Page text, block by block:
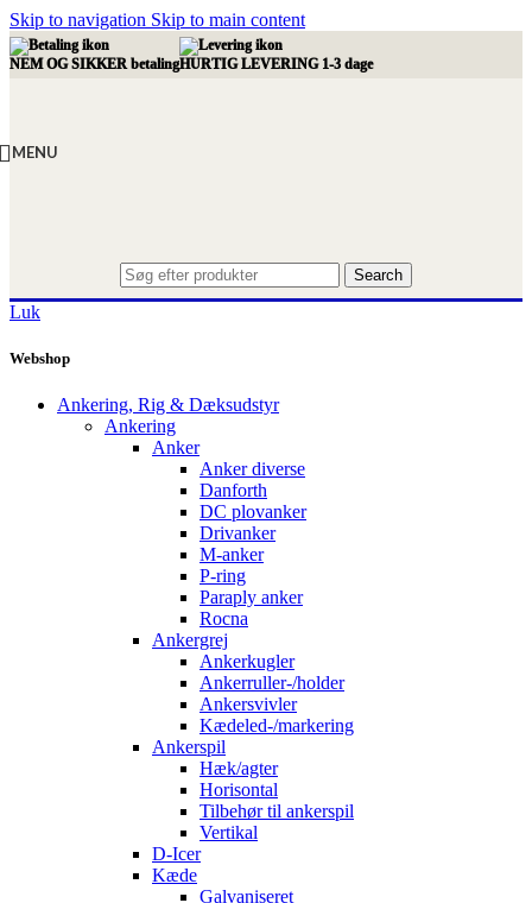
Skip to navigation Skip to main content
NEM OG SIKKER betalingHURTIG LEVERING 1-3 dage
MENU
Search
Luk
Webshop
Ankering, Rig & Dæksudstyr
Ankering
Anker
Anker diverse
Danforth
DC plovanker
Drivanker
M-anker
P-ring
Paraply anker
Rocna
Ankergrej
Ankerkugler
Ankerruller-/holder
Ankersvivler
Kædeled-/markering
Ankerspil
Hæk/agter
Horisontal
Tilbehør til ankerspil
Vertikal
D-Icer
Kæde
Galvaniseret